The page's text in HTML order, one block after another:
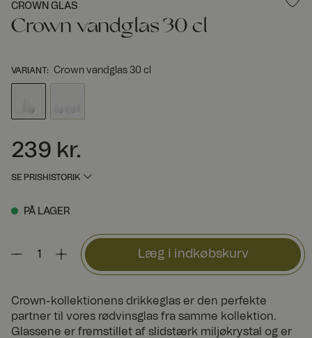
CROWN GLAS
Crown vandglas 30 cl
VARIANT: Crown vandglas 30 cl
Pris: 239 kr.
239 kr.
SE PRISHISTORIK
PÅ LAGER
Læg i indkøbskurv
Crown-kollektionens drikkeglas er den perfekte
partner til vores rødvinsglas fra samme kollektion.
Glassene er fremstillet af slidstærk miljøkrystal og er